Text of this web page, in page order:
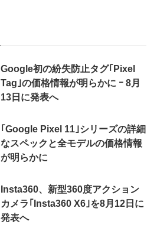
Google初の紛失防止タグ｢Pixel
Tag｣の価格情報が明らかに ｰ 8月
13日に発表へ
｢Google Pixel 11｣シリーズの詳細
なスペックと全モデルの価格情報
が明らかに
Insta360、新型360度アクション
カメラ｢Insta360 X6｣を8月12日に
発表へ